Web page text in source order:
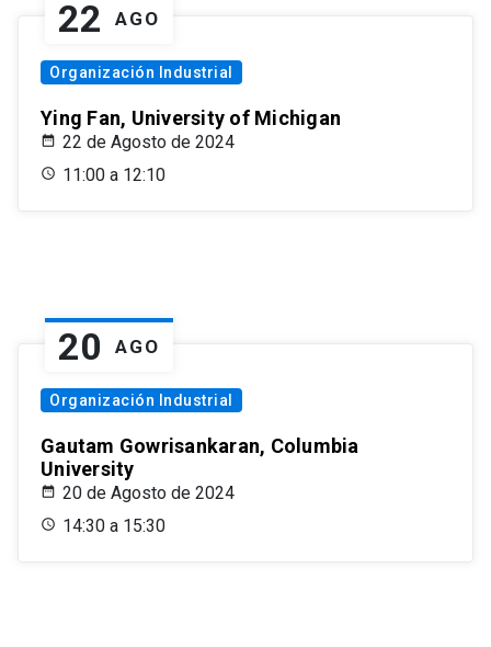
22 AGO
Organización Industrial
Ying Fan, University of Michigan
22 de Agosto de 2024
11:00 a 12:10
20 AGO
Organización Industrial
Gautam Gowrisankaran, Columbia
University
20 de Agosto de 2024
14:30 a 15:30